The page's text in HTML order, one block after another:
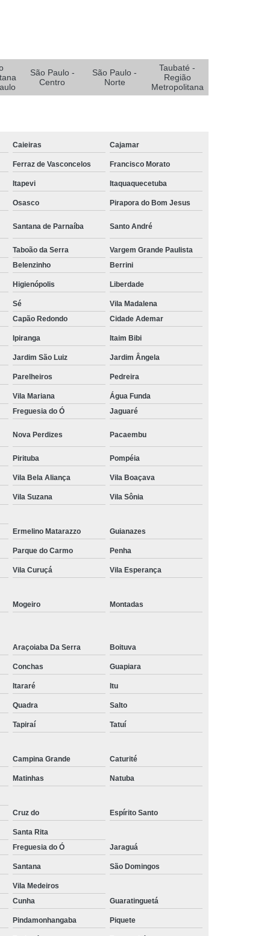
Oxigenoterapia em Sorocaba
Oxigenoterapia para Diabético
Feridas Enfermagem em Campina Grande
em João Pessoa
em São Paulo
Tratamento de Feridas Enfermagem em Taubaté
Tratamento para Feridas na Pele
Tratamento Hiperbárico de Insuficiência Arterial
Hiperbárico Deiscência da Sutura
Tratamento Hiperbárico em João Pessoa
Hiperbárico em Sorocaba
Hiperbárico Necrose na Pele
em Câmara Hiperbárica
Tratamento Hiperbárica
Tratamento Hiperbárica em João Pessoa
Tratamento Hiperbárica em Sorocaba
Oxigenação Hiperbárica
Feridas Oxigenoterapia Hiperbárica
Oxigenoterapia em Campina Grande
Tratamento de Oxigenoterapia em São Paulo
Tratamento de Oxigenoterapia em Taubaté
Tratamento Oxigenoterapia Hiperbárica
São Paulo -
Centro
São Paulo -
Norte
Taubaté -
Região
Metropolitana
Caieiras Cajamar
Ferraz de Vasconcelos Francisco Morato
Itapevi Itaquaquecetuba
Osasco Pirapora do Bom Jesus
Santana de Parnaíba Santo André
Taboão da Serra
Vargem Grande Paulista
Belenzinho Berrini
Higienópolis Liberdade
Sé
Vila Madalena
Capão Redondo Cidade Ademar
Ipiranga Itaim Bibi
Jardim São Luiz Jardim Ângela
Parelheiros Pedreira
Vila Mariana
Água Funda
Freguesia do Ó Jaguaré
Nova Perdizes Pacaembu
Pirituba Pompéia
Vila Bela Aliança Vila Boaçava
Vila Suzana Vila Sônia
Ermelino Matarazzo Guianazes
Parque do Carmo Penha
Vila Curuçá Vila Esperança
Mogeiro Montadas
Araçoiaba Da Serra Boituva
Conchas Guapiara
Itararé Itu
Quadra Salto
Tapiraí Tatuí
Campina Grande Caturité
Matinhas Natuba
Cruz do Espírito Santo
Santa Rita
Freguesia do Ó Jaraguá
Santana São Domingos
Vila Medeiros
Cunha Guaratinguetá
Pindamonhangaba Piquete